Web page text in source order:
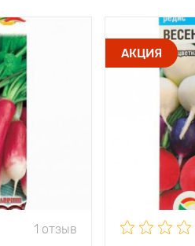
1 отзыв
АКЦИЯ